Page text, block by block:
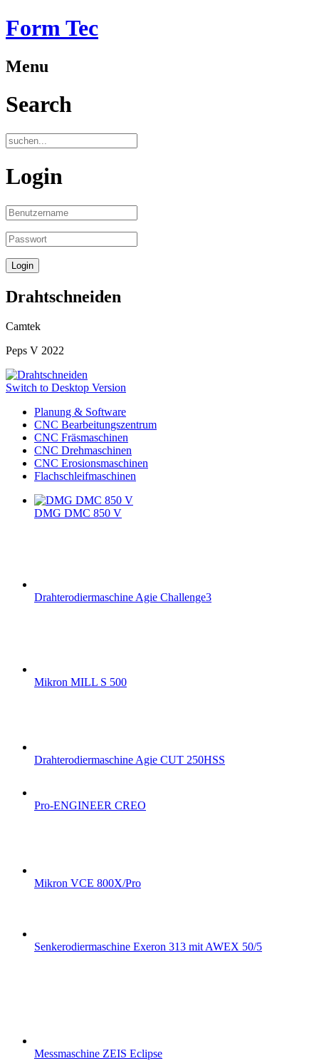
Form Tec
Menu
Search
Login
Drahtschneiden
Camtek
Peps V 2022
Switch to Desktop Version
Planung & Software
CNC Bearbeitungszentrum
CNC Fräsmaschinen
CNC Drehmaschinen
CNC Erosionsmaschinen
Flachschleifmaschinen
DMG DMC 850 V
Drahterodiermaschine Agie Challenge3
Mikron MILL S 500
Drahterodiermaschine Agie CUT 250HSS
Pro-ENGINEER CREO
Mikron VCE 800X/Pro
Senkerodiermaschine Exeron 313 mit AWEX 50/5
Messmaschine ZEIS Eclipse